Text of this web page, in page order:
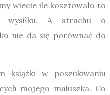
wiecie ile kosztowało to
A strachu o
nie da się porównać do
książki w poszukiwaniu
mojego maluszka. Co